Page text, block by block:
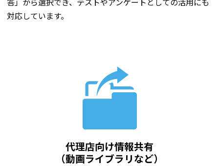
対応しています。
代理店向け情報共有
（動画ライブラリなど）